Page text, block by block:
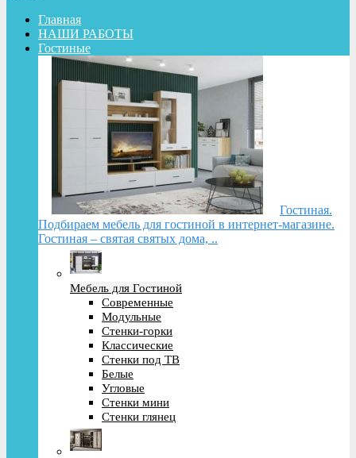
Главная
НАШИ РАБОТЫ
Гостиные
Гостиная.
Подбираем мебель для гостиной в интернет-магазине.
Гостиная – святая святых дома, ..
Мебель для Гостиной
Современные
Модульные
Стенки-горки
Классические
Стенки под ТВ
Белые
Угловые
Стенки мини
Стенки глянец